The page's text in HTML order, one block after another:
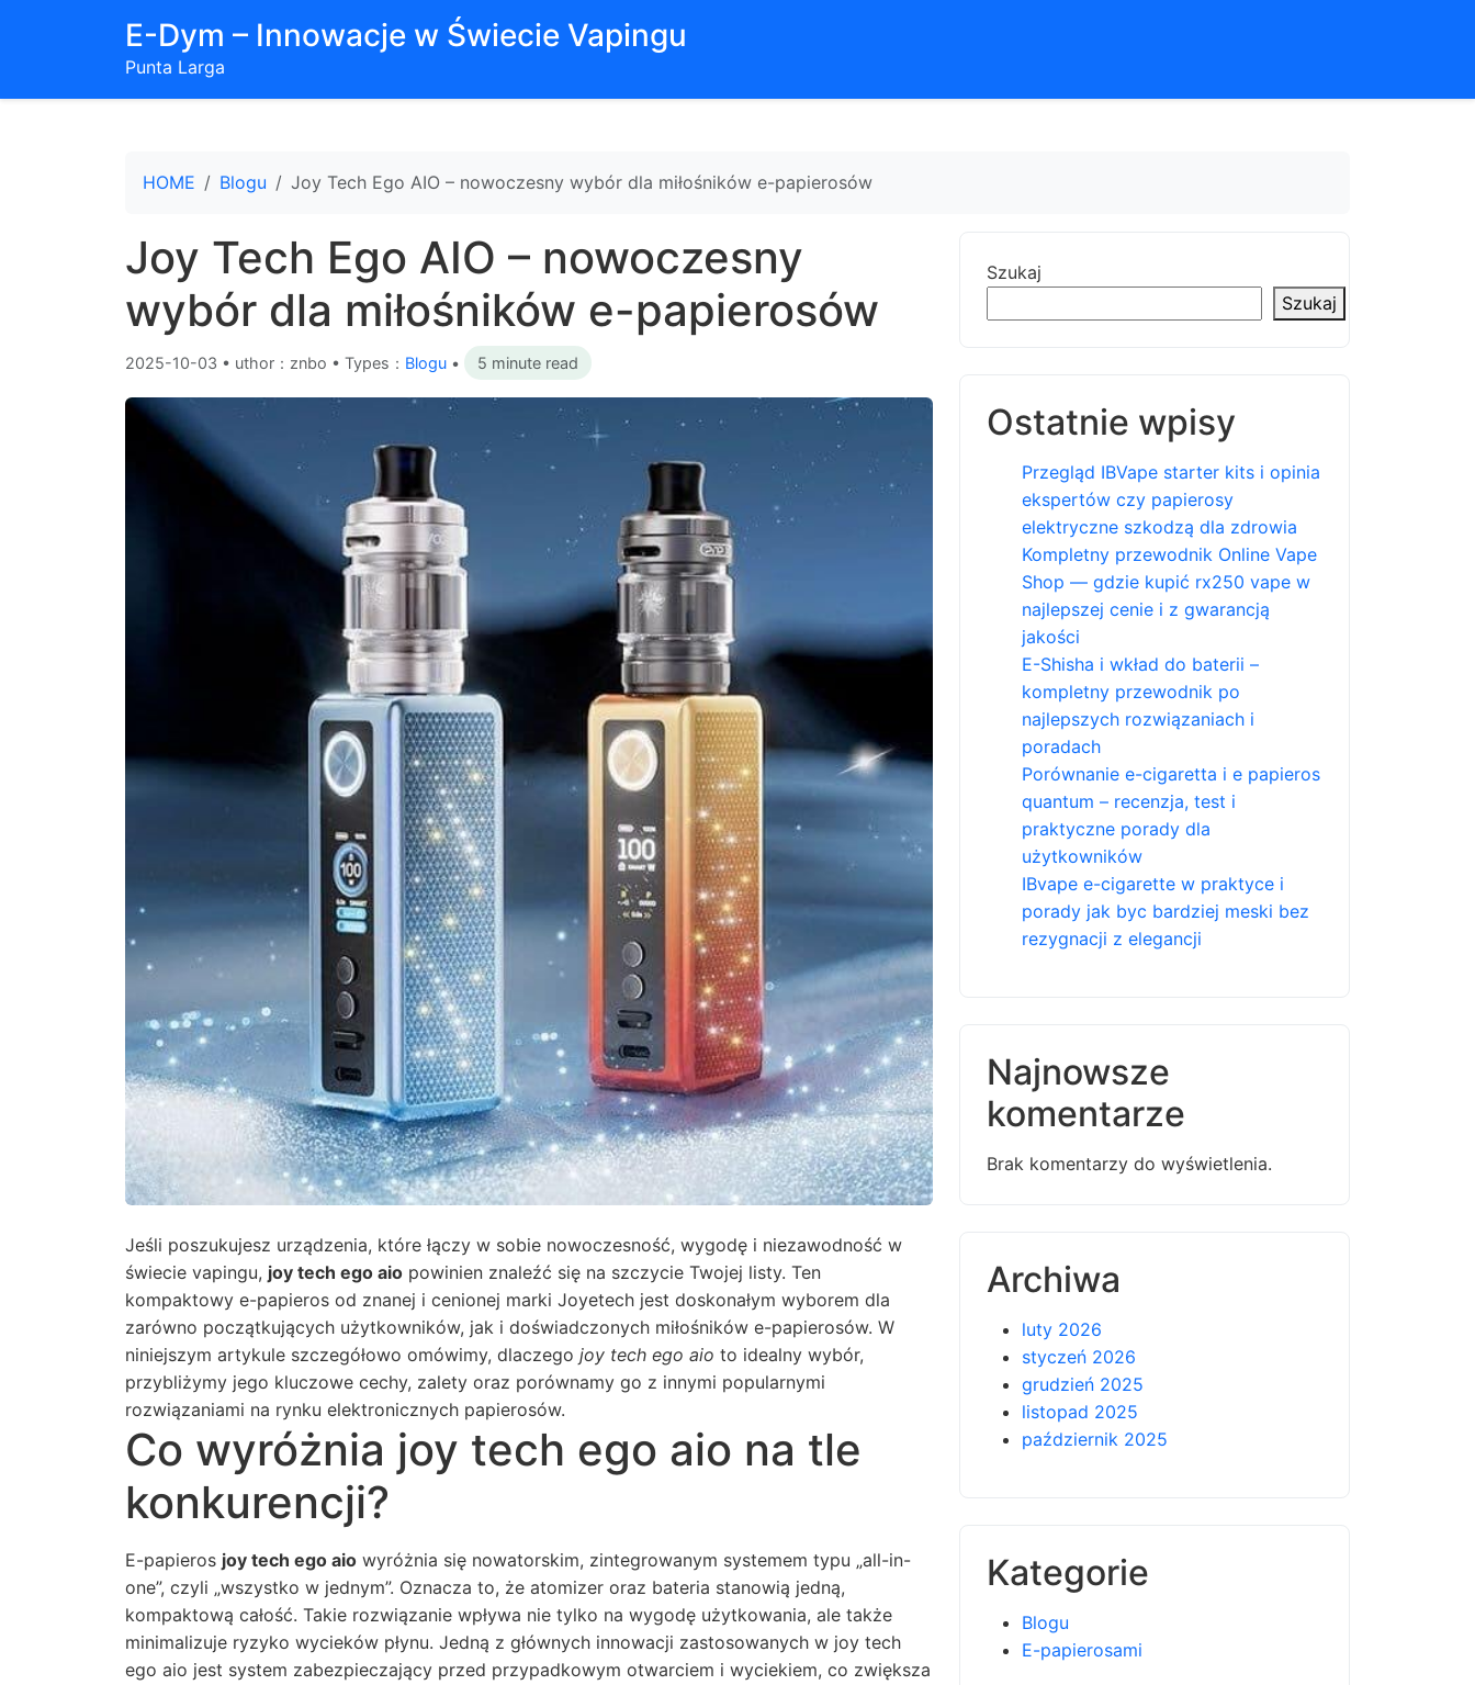
E-Dym – Innowacje w Świecie Vapingu
Punta Larga
HOME Blogu Joy Tech Ego AIO – nowoczesny wybór dla miłośników e-papierosów
Joy Tech Ego AIO – nowoczesny
wybór dla miłośników e-papierosów
2025-10-03 • uthor：znbo • Types： Blogu • 5 minute read
Jeśli poszukujesz urządzenia, które łączy w sobie nowoczesność, wygodę i niezawodność w
świecie vapingu, joy tech ego aio powinien znaleźć się na szczycie Twojej listy. Ten
kompaktowy e-papieros od znanej i cenionej marki Joyetech jest doskonałym wyborem dla
zarówno początkujących użytkowników, jak i doświadczonych miłośników e-papierosów. W
niniejszym artykule szczegółowo omówimy, dlaczego joy tech ego aio to idealny wybór,
przybliżymy jego kluczowe cechy, zalety oraz porównamy go z innymi popularnymi
rozwiązaniami na rynku elektronicznych papierosów.
Co wyróżnia joy tech ego aio na tle
konkurencji?
E-papieros joy tech ego aio wyróżnia się nowatorskim, zintegrowanym systemem typu „all-in-
one”, czyli „wszystko w jednym”. Oznacza to, że atomizer oraz bateria stanowią jedną,
kompaktową całość. Takie rozwiązanie wpływa nie tylko na wygodę użytkowania, ale także
minimalizuje ryzyko wycieków płynu. Jedną z głównych innowacji zastosowanych w joy tech
ego aio jest system zabezpieczający przed przypadkowym otwarciem i wyciekiem, co zwiększa
Szukaj
Szukaj
Ostatnie wpisy
Przegląd IBVape starter kits i opinia
ekspertów czy papierosy
elektryczne szkodzą dla zdrowia
Kompletny przewodnik Online Vape
Shop — gdzie kupić rx250 vape w
najlepszej cenie i z gwarancją
jakości
E-Shisha i wkład do baterii –
kompletny przewodnik po
najlepszych rozwiązaniach i
poradach
Porównanie e-cigaretta i e papieros
quantum – recenzja, test i
praktyczne porady dla
użytkowników
IBvape e-cigarette w praktyce i
porady jak byc bardziej meski bez
rezygnacji z elegancji
Najnowsze
komentarze
Brak komentarzy do wyświetlenia.
Archiwa
luty 2026
styczeń 2026
grudzień 2025
listopad 2025
październik 2025
Kategorie
Blogu
E-papierosami